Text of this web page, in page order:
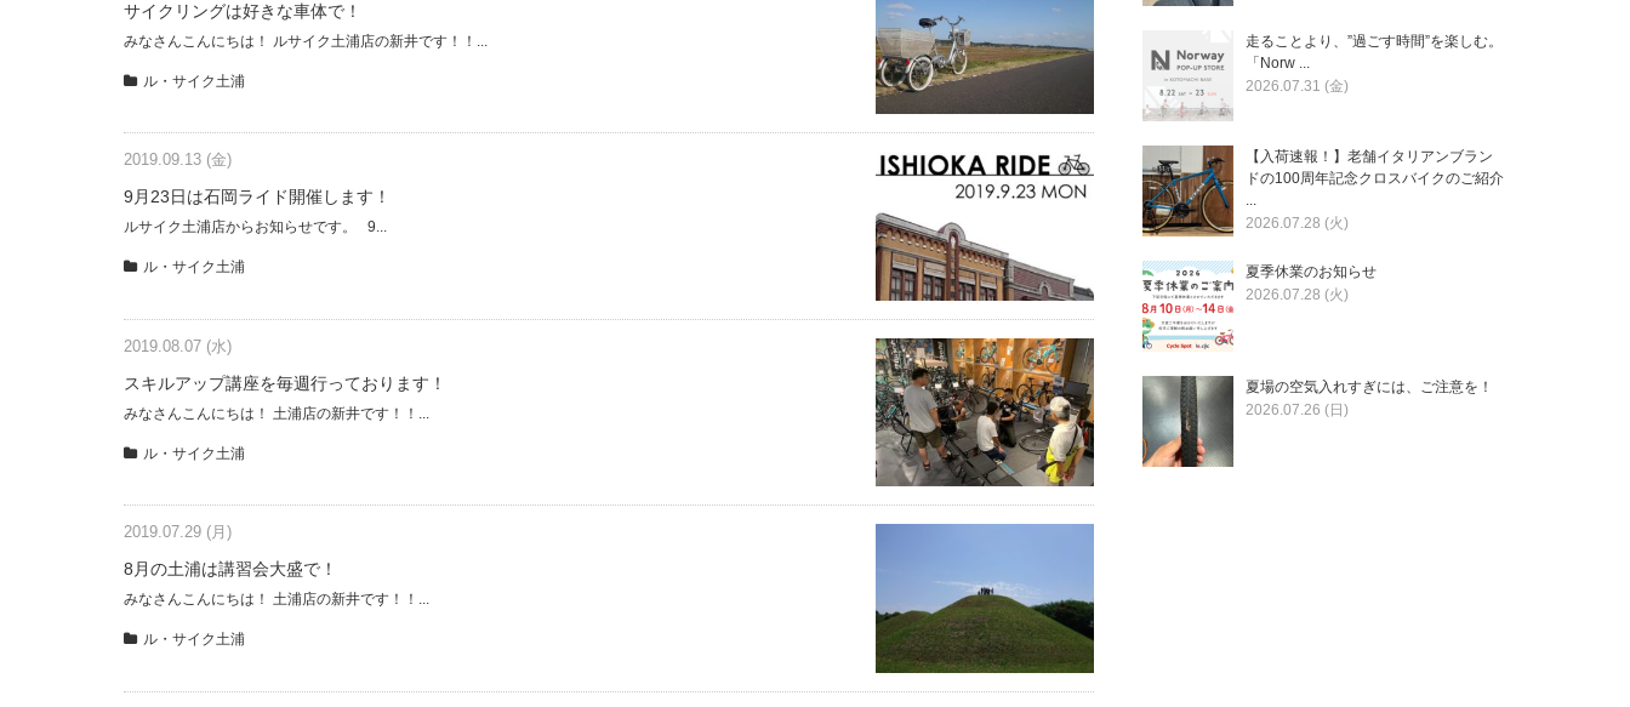
サイクリングは好きな車体で！
みなさんこんにちは！ ルサイク土浦店の新井です！！...
ル・サイク土浦
2019.09.13 (金)
9月23日は石岡ライド開催します！
ルサイク土浦店からお知らせです。 9...
ル・サイク土浦
2019.08.07 (水)
スキルアップ講座を毎週行っております！
みなさんこんにちは！ 土浦店の新井です！！...
ル・サイク土浦
2019.07.29 (月)
8月の土浦は講習会大盛で！
みなさんこんにちは！ 土浦店の新井です！！...
ル・サイク土浦
走ることより、”過ごす時間”を楽しむ。
「Norw ...
2026.07.31 (金)
【入荷速報！】老舗イタリアンブラン
ドの100周年記念クロスバイクのご紹介
...
2026.07.28 (火)
夏季休業のお知らせ
2026.07.28 (火)
夏場の空気入れすぎには、ご注意を！
2026.07.26 (日)